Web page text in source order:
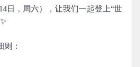
日，周六），让我们一起登上“世
则：